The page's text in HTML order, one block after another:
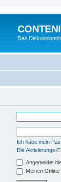
Das
Ich habe mein
Die Aktivierungs-
Angemeldet
Meinen